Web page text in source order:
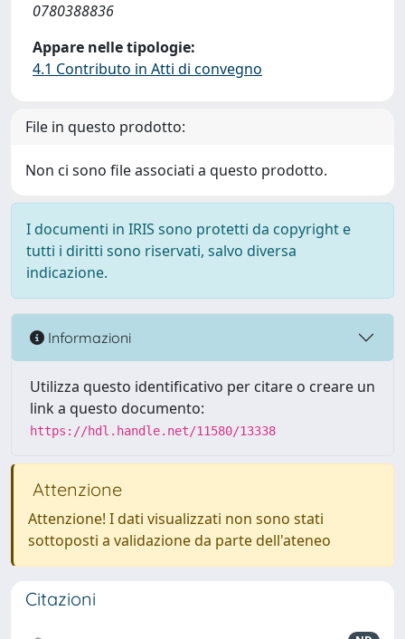
0780388836
Appare nelle tipologie:
4.1 Contributo in Atti di convegno
File in questo prodotto:
Non ci sono file associati a questo prodotto.
I documenti in IRIS sono protetti da copyright e
tutti i diritti sono riservati, salvo diversa
indicazione.
Informazioni
Utilizza questo identificativo per citare o creare un
link a questo documento:
https://hdl.handle.net/11580/13338
Attenzione
Attenzione! I dati visualizzati non sono stati
sottoposti a validazione da parte dell'ateneo
Citazioni